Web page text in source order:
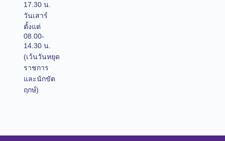
17.30 น.
วันเสาร์
ตั้งแต่
08.00-
14.30 น.
(เว้นวันหยุด
ราชการ
และนักขัต
ฤกษ์)